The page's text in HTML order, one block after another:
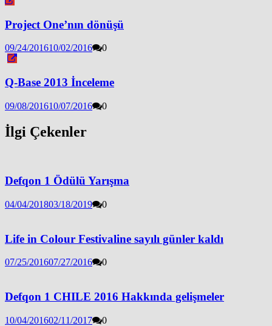
Project One’nın dönüşü
09/24/201610/02/2016 0
Q-Base 2013 İnceleme
09/08/201610/07/2016 0
İlgi Çekenler
Defqon 1 Ödülü Yarışma
04/04/201803/18/2019 0
Life in Colour Festivaline sayılı günler kaldı
07/25/201607/27/2016 0
Defqon 1 CHILE 2016 Hakkında gelişmeler
10/04/201602/11/2017 0